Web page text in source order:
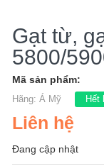
Gạt từ,
5800/
Mã sản phẩm:
Hãng: Á Mỹ Hết
Liên hệ
Đang cập nhật